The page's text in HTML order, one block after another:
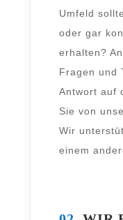
Umfeld
oder gar
erhal­ten?
Fragen und
Antwort auf
Sie von
Wir
einem